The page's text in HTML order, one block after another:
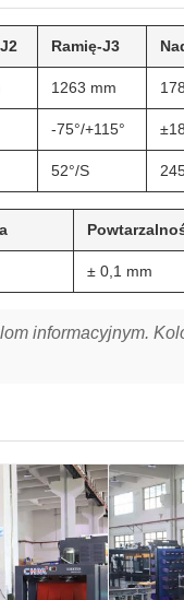
Ramię-J3
1263 mm
-75°/+115°
52°/S
± 0,1 mm
informacyjnym.